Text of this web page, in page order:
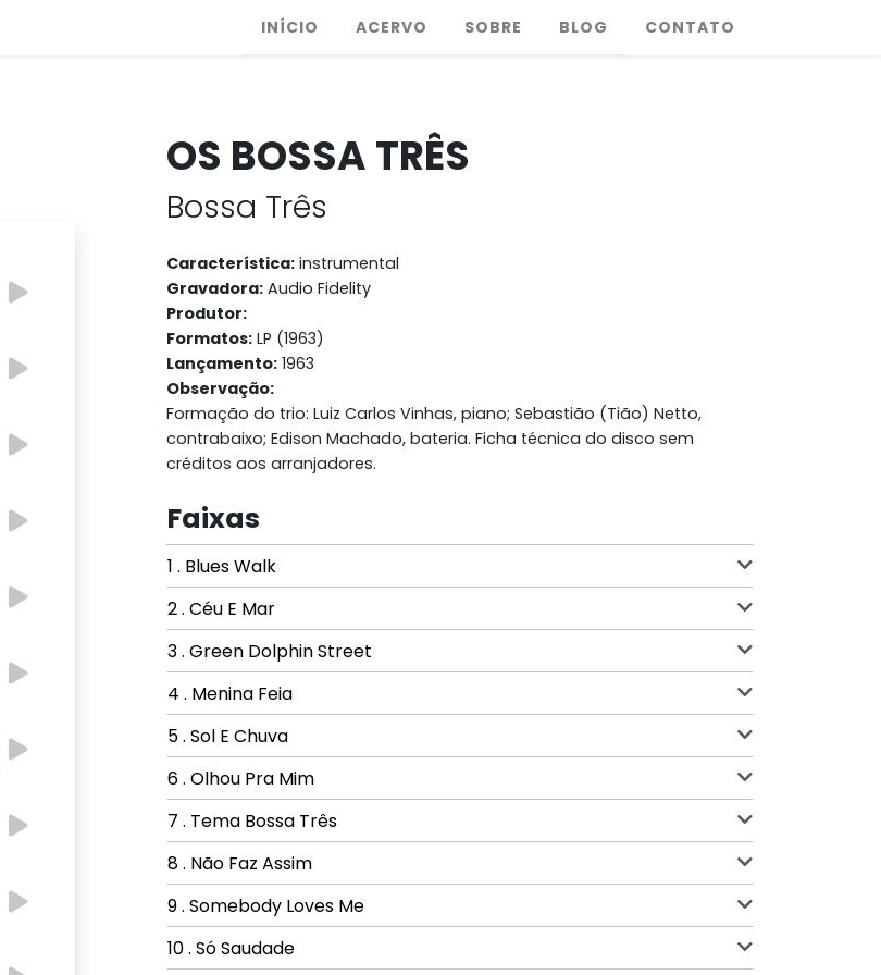
INÍCIO ACERVO SOBRE BLOG CONTATO
OS BOSSA TRÊS
Bossa Três
Característica: instrumental
Gravadora: Audio Fidelity
Produtor:
Formatos: LP (1963)
Lançamento: 1963
Observação:
Formação do trio: Luiz Carlos Vinhas, piano; Sebastião (Tião) Netto,
contrabaixo; Edison Machado, bateria. Ficha técnica do disco sem
créditos aos arranjadores.
Faixas
1 . Blues Walk
2 . Céu E Mar
3 . Green Dolphin Street
4 . Menina Feia
5 . Sol E Chuva
6 . Olhou Pra Mim
7 . Tema Bossa Três
8 . Não Faz Assim
9 . Somebody Loves Me
10 . Só Saudade